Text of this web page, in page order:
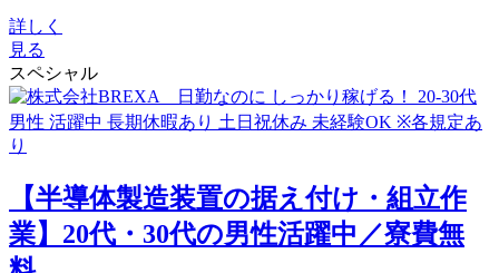
詳しく
見る
スペシャル
【半導体製造装置の据え付け・組立作
業】20代・30代の男性活躍中／寮費無